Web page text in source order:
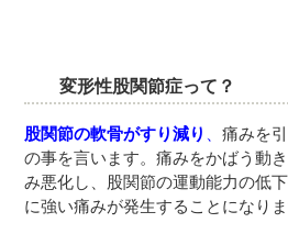
変形性股関節症って？
股関節の軟骨がすり減り 、痛みを
の事を言います。痛みをかばう動
み悪化し、股関節の運動能力の低
に強い痛みが発生することになりま